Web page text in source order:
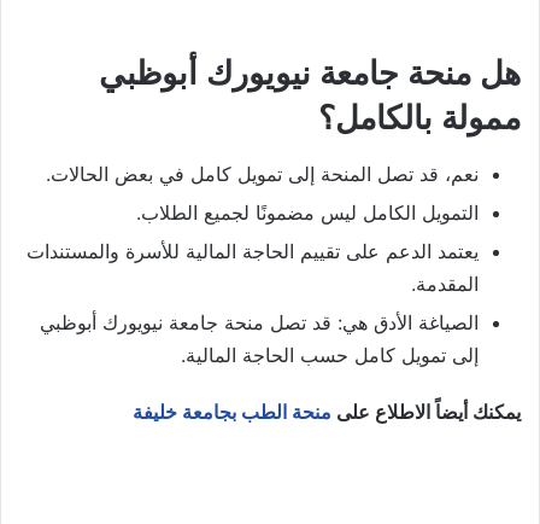
هل منحة جامعة نيويورك أبوظبي
ممولة بالكامل؟
نعم، قد تصل المنحة إلى تمويل كامل في بعض الحالات.
التمويل الكامل ليس مضمونًا لجميع الطلاب.
يعتمد الدعم على تقييم الحاجة المالية للأسرة والمستندات
المقدمة.
الصياغة الأدق هي: قد تصل منحة جامعة نيويورك أبوظبي
إلى تمويل كامل حسب الحاجة المالية.
يمكنك أيضاً الاطلاع على منحة الطب بجامعة خليفة